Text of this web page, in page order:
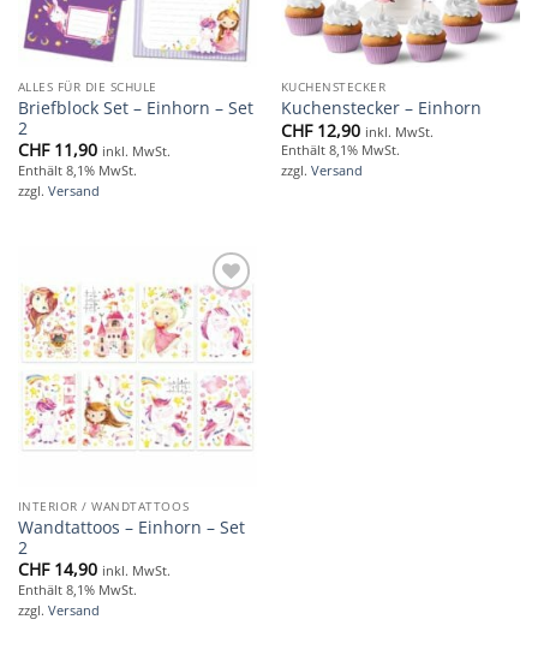
ALLES FÜR DIE SCHULE
Briefblock Set – Einhorn – Set
2
CHF11,90 inkl. MwSt.
Enthält 8,1% MwSt.
zzgl. Versand
KUCHENSTECKER
Kuchenstecker – Einhorn
CHF12,90 inkl. MwSt.
Enthält 8,1% MwSt.
zzgl. Versand
Add to
wishlist
INTERIOR / WANDTATTOOS
Wandtattoos – Einhorn – Set
2
CHF14,90 inkl. MwSt.
Enthält 8,1% MwSt.
zzgl. Versand